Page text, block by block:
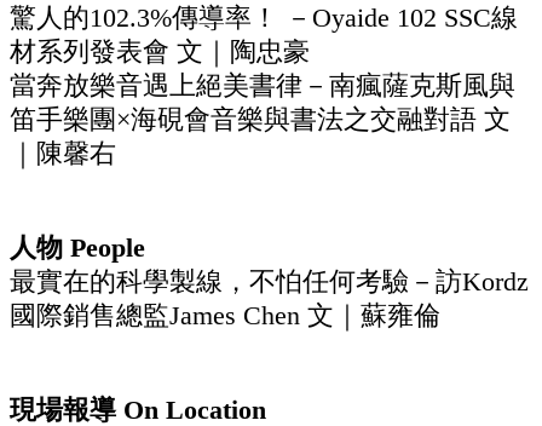
驚人的102.3%傳導率！ －Oyaide 102 SSC線
材系列發表會 文｜陶忠豪
當奔放樂音遇上絕美書律－南瘋薩克斯風與
笛手樂團×海硯會音樂與書法之交融對語 文
｜陳馨右
人物 People
最實在的科學製線，不怕任何考驗－訪Kordz
國際銷售總監James Chen 文｜蘇雍倫
現場報導 On Location